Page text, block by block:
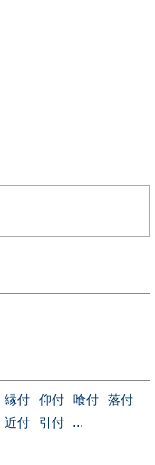
縁付 仰付 喰付
落付
近付 引付 ...